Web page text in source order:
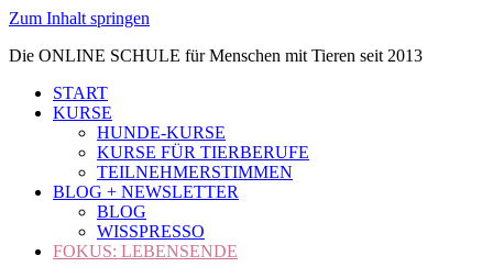
Zum Inhalt springen
Die ONLINE SCHULE für Menschen mit Tieren seit 2013
START
KURSE
HUNDE-KURSE
KURSE FÜR TIERBERUFE
TEILNEHMERSTIMMEN
BLOG + NEWSLETTER
BLOG
WISSPRESSO
FOKUS: LEBENSENDE